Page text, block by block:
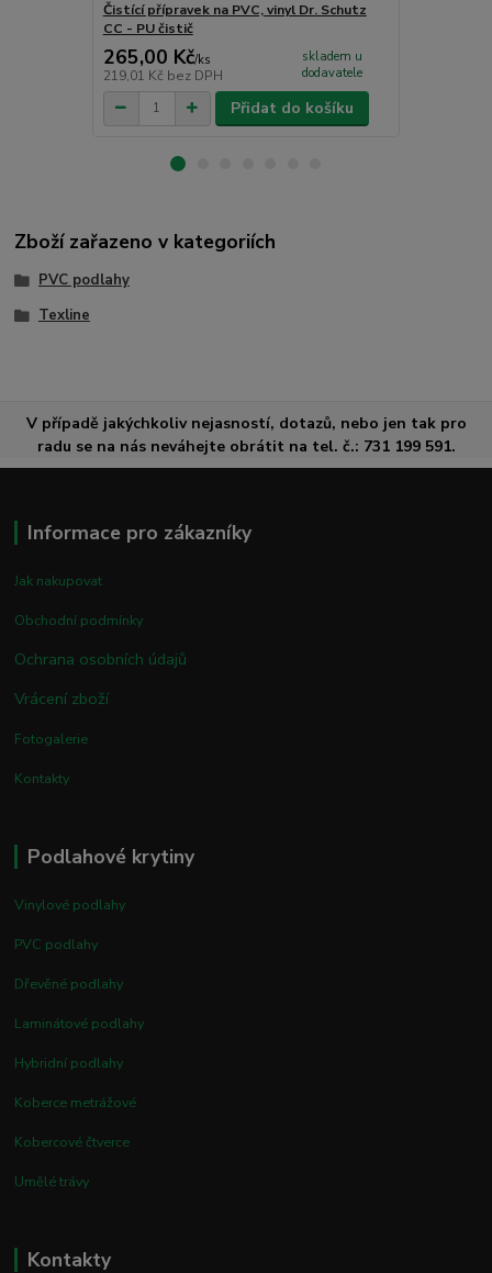
Čistící přípravek na PVC, vinyl Dr. Schutz
CC - PU čistič
265,00 Kč/ks
219,01 Kč bez DPH
skladem u
dodavatele
Přidat do košíku
Zboží zařazeno v kategoriích
PVC podlahy
Texline
V případě jakýchkoliv nejasností, dotazů, nebo jen tak pro
radu se na nás neváhejte obrátit na tel. č.: 731 199 591.
Informace pro zákazníky
Jak nakupovat
Obchodní podmínky
Ochrana osobních údajů
Vrácení zboží
Fotogalerie
Kontakty
Podlahové krytiny
Vinylové podlahy
PVC podlahy
Dřevěné podlahy
Laminátové podlahy
Hybridní podlahy
Koberce metrážové
Kobercové čtverce
Umělé trávy
Kontakty